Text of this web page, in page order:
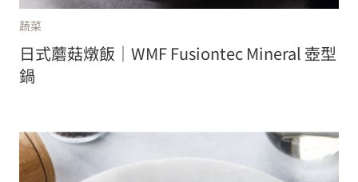
蔬菜
日式蘑菇燉飯｜WMF Fusiontec Mineral 壺型
鍋